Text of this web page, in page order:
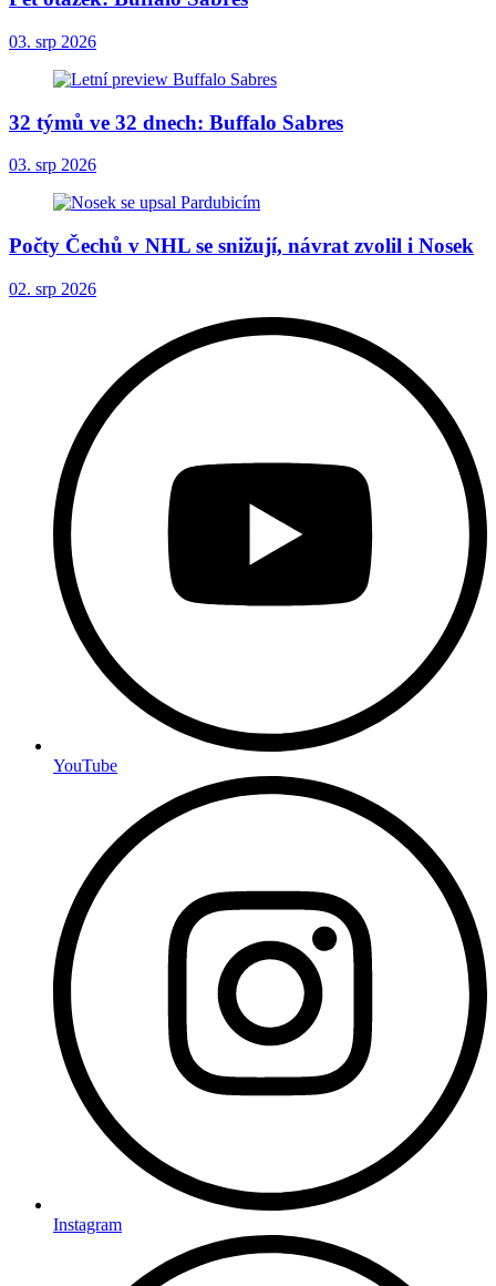
03. srp 2026
32 týmů ve 32 dnech: Buffalo Sabres
03. srp 2026
Počty Čechů v NHL se snižují, návrat zvolil i Nosek
02. srp 2026
YouTube
Instagram